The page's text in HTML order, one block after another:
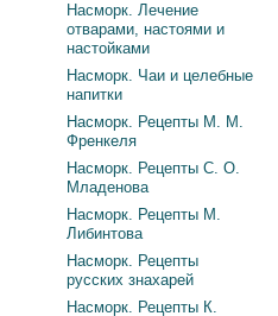
Насморк. Лечение
отварами, настоями и
настойками
Насморк. Чаи и целебные
напитки
Насморк. Рецепты М. М.
Френкеля
Насморк. Рецепты С. О.
Младенова
Насморк. Рецепты М.
Либинтова
Насморк. Рецепты
русских знахарей
Насморк. Рецепты К.